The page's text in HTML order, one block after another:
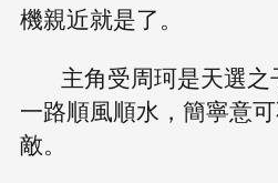
機親近就是了。
主角受周珂是天選
一路順風順水，簡寧意
敵。